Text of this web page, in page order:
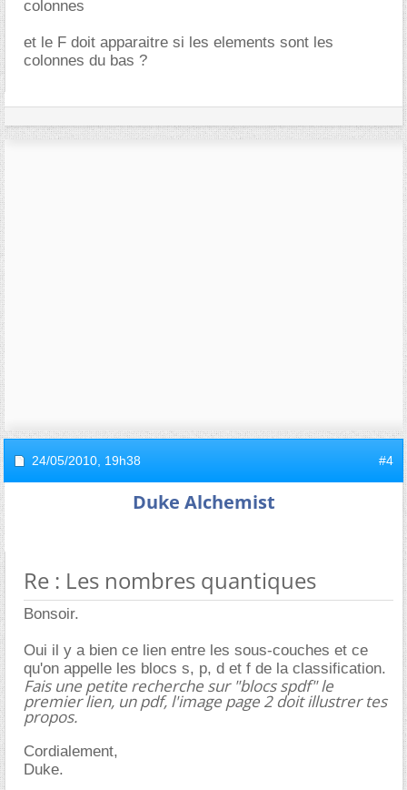
colonnes
et le F doit apparaitre si les elements sont les
colonnes du bas ?
24/05/2010, 19h38 #4
Duke Alchemist
Re : Les nombres quantiques
Bonsoir.
Oui il y a bien ce lien entre les sous-couches et ce
qu'on appelle les blocs s, p, d et f de la classification.
Fais une petite recherche sur "blocs spdf" le
premier lien, un pdf, l'image page 2 doit illustrer tes
propos.
Cordialement,
Duke.